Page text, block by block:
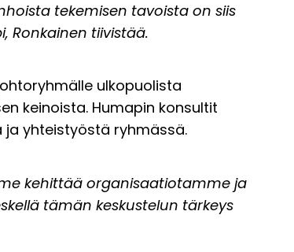
tekemisen tavoista on siis
Ronkainen tiivistää.
ulkopuolista
keinoista. Humapin konsultit
yhteistyöstä ryhmässä.
kehittää organisaatiotamme ja
tämän keskustelun tärkeys